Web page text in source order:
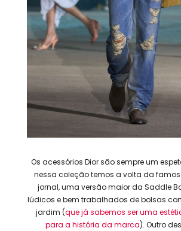
Os acessórios Dior são sempre um
nessa coleção temos a volta da
jornal, uma versão maior da Saddle
lúdicos e bem trabalhados de bolsas
jardim (que já sabemos ser uma
para a história da marca). Outro